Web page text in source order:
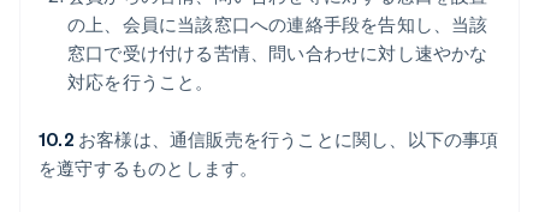
の上、会員に当該窓口への連絡手段を告知し、当該
窓口で受け付ける苦情、問い合わせに対し速やかな
対応を行うこと。
10.2 お客様は、通信販売を行うことに関し、以下の事項
を遵守するものとします。